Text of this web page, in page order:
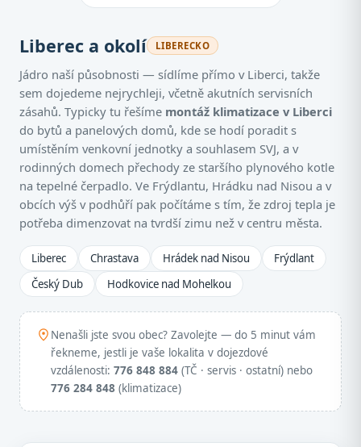
Liberec a okolí LIBERECKO
Jádro naší působnosti — sídlíme přímo v Liberci, takže
sem dojedeme nejrychleji, včetně akutních servisních
zásahů. Typicky tu řešíme montáž klimatizace v Liberci
do bytů a panelových domů, kde se hodí poradit s
umístěním venkovní jednotky a souhlasem SVJ, a v
rodinných domech přechody ze staršího plynového kotle
na tepelné čerpadlo. Ve Frýdlantu, Hrádku nad Nisou a v
obcích výš v podhůří pak počítáme s tím, že zdroj tepla je
potřeba dimenzovat na tvrdší zimu než v centru města.
Liberec Chrastava Hrádek nad Nisou
Frýdlant
Český Dub
Hodkovice nad Mohelkou
Nenašli jste svou obec? Zavolejte — do 5 minut vám
řekneme, jestli je vaše lokalita v dojezdové
vzdálenosti: 776 848 884 (TČ · servis · ostatní) nebo
776 284 848 (klimatizace)